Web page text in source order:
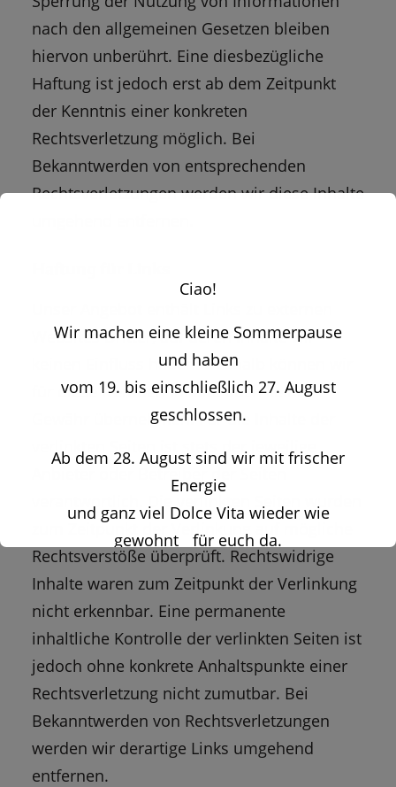
nach den allgemeinen Gesetzen bleiben
hiervon unberührt. Eine diesbezügliche
Haftung ist jedoch erst ab dem Zeitpunkt
der Kenntnis einer konkreten
Rechtsverletzung möglich. Bei
Bekanntwerden von entsprechenden
Rechtsverletzungen werden wir diese Inhalte
Websites Dritter, auf deren Inhalte wir
keinen Einfluss haben. Deshalb können wir
für diese fremden Inhalte auch keine
Gewähr übernehmen. Für die Inhalte der
verlinkten Seiten ist stets der jeweilige
Anbieter oder Betreiber der Seiten
verantwortlich. Die verlinkten Seiten wurden
zum Zeitpunkt der Verlinkung auf mögliche
Rechtsverstöße überprüft. Rechtswidrige
Inhalte waren zum Zeitpunkt der Verlinkung
nicht erkennbar. Eine permanente
inhaltliche Kontrolle der verlinkten Seiten ist
jedoch ohne konkrete Anhaltspunkte einer
Rechtsverletzung nicht zumutbar. Bei
Bekanntwerden von Rechtsverletzungen
werden wir derartige Links umgehend
entfernen.
Ciao!
Wir machen eine kleine Sommerpause
und haben
vom 19. bis einschließlich 27. August
geschlossen.
Ab dem 28. August sind wir mit frischer
Energie
und ganz viel Dolce Vita wieder wie
gewohnt für euch da.
Wir freuen uns auf euch!